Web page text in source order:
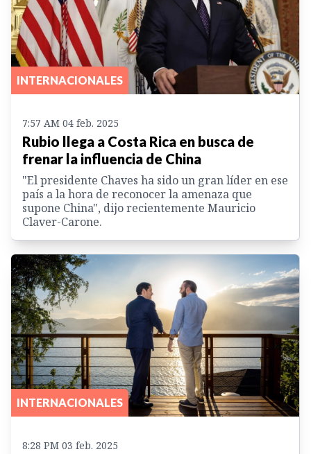
INTERNACIONALES
7:57 AM 04 feb. 2025
Rubio llega a Costa Rica en busca de
frenar la influencia de China
"El presidente Chaves ha sido un gran líder en ese
país a la hora de reconocer la amenaza que
supone China", dijo recientemente Mauricio
Claver-Carone.
INTERNACIONALES
8:28 PM 03 feb. 2025